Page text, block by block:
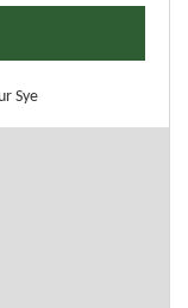
Sye